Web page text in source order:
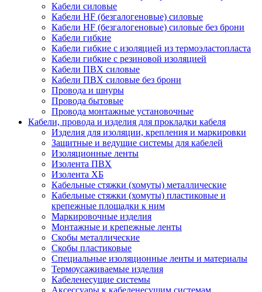
Кабели силовые
Кабели HF (безгалогеновые) силовые
Кабели HF (безгалогеновые) силовые без брони
Кабели гибкие
Кабели гибкие с изоляцией из термоэластопласта
Кабели гибкие с резиновой изоляцией
Кабели ПВХ силовые
Кабели ПВХ силовые без брони
Провода и шнуры
Провода бытовые
Провода монтажные установочные
Кабели, провода и изделия для прокладки кабеля
Изделия для изоляции, крепления и маркировки
Защитные и ведущие системы для кабелей
Изоляционные ленты
Изолента ПВХ
Изолента ХБ
Кабельные стяжки (хомуты) металлические
Кабельные стяжки (хомуты) пластиковые и
крепежные площадки к ним
Маркировочные изделия
Монтажные и крепежные ленты
Скобы металлические
Скобы пластиковые
Специальные изоляционные ленты и материалы
Термоусаживаемые изделия
Кабеленесущие системы
Аксессуары к кабеленесущим системам